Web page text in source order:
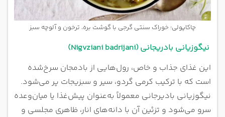
چاکاپولی؛ خوراک سنتی گرجی با گوشت بره، ترخون و آلوچه سبز
نیگوزیانی بادریجانی(Nigvziani badrijani)
این غذای جذاب و خاص، رول‌هایی از بادمجان سرخ‌شده
است که با ترکیب کرمی گردو، سیر و سبزیجات پر می‌شود.
نیگوزیانی بادیرجانی معمولاً به‌عنوان پیش‌غذا یا میان‌وعده
سرو می‌شود و تزئین آن با دانه‌های انار، ظاهری مجلسی و